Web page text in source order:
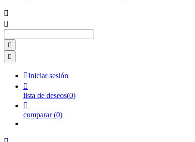




Iniciar sesión

lista de deseos(0)

comparar (0)